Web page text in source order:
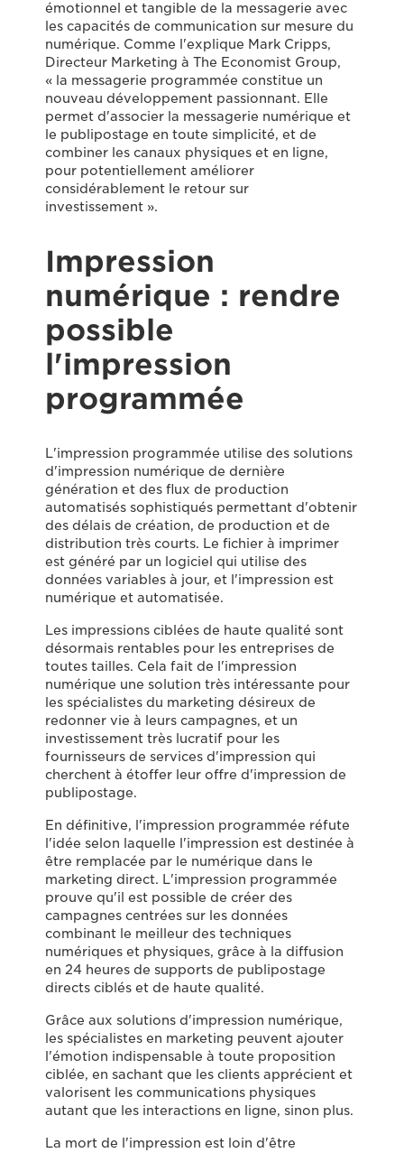
émotionnel et tangible de la messagerie avec
les capacités de communication sur mesure du
numérique. Comme l'explique Mark Cripps,
Directeur Marketing à The Economist Group,
« la messagerie programmée constitue un
nouveau développement passionnant. Elle
permet d'associer la messagerie numérique et
le publipostage en toute simplicité, et de
combiner les canaux physiques et en ligne,
pour potentiellement améliorer
considérablement le retour sur
investissement ».
Impression
numérique : rendre
possible
l'impression
programmée
L'impression programmée utilise des solutions
d'impression numérique de dernière
génération et des flux de production
automatisés sophistiqués permettant d'obtenir
des délais de création, de production et de
distribution très courts. Le fichier à imprimer
est généré par un logiciel qui utilise des
données variables à jour, et l'impression est
numérique et automatisée.
Les impressions ciblées de haute qualité sont
désormais rentables pour les entreprises de
toutes tailles. Cela fait de l'impression
numérique une solution très intéressante pour
les spécialistes du marketing désireux de
redonner vie à leurs campagnes, et un
investissement très lucratif pour les
fournisseurs de services d'impression qui
cherchent à étoffer leur offre d'impression de
publipostage.
En définitive, l'impression programmée réfute
l'idée selon laquelle l'impression est destinée à
être remplacée par le numérique dans le
marketing direct. L'impression programmée
prouve qu'il est possible de créer des
campagnes centrées sur les données
combinant le meilleur des techniques
numériques et physiques, grâce à la diffusion
en 24 heures de supports de publipostage
directs ciblés et de haute qualité.
Grâce aux solutions d'impression numérique,
les spécialistes en marketing peuvent ajouter
l'émotion indispensable à toute proposition
ciblée, en sachant que les clients apprécient et
valorisent les communications physiques
autant que les interactions en ligne, sinon plus.
La mort de l'impression est loin d'être